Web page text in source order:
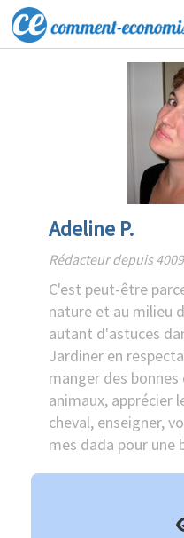
Adeline P.
Rédacteur depuis
C'est peut-être
nature et au milieu
autant d'astuces
Jardiner en
manger des bonnes
animaux, apprécier
cheval, enseigner,
mes dada pour une